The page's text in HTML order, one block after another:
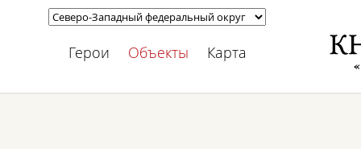
Герои Объекты Карта